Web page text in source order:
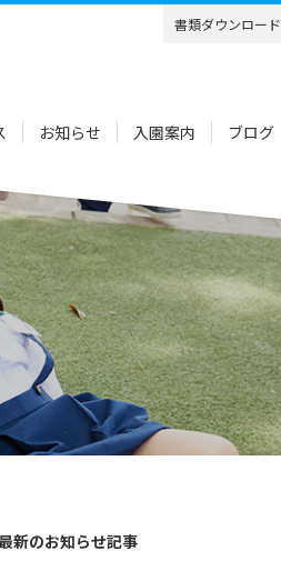
お知らせ 入園案内 ブログ
書類ダウンロード
新のお知らせ記事